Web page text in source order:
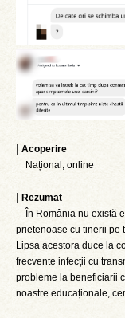
| Acoperire
Național, online
| Rezumat
În România nu există
prietenoase cu tinerii pe
Lipsa acestora duce la
frecvente infecții cu
probleme la beneficiarii
noastre educaționale,